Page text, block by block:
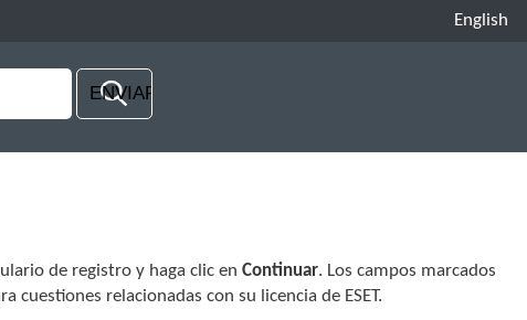
English
de registro y haga clic enContinuar. Los campos marcados
relacionadas con su licencia de ESET.